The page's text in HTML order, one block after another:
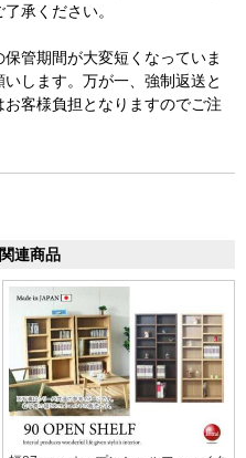
承ください。
管期間が大変短くなっていま
します。万が一、強制返送と
客様負担となりますのでご注
連商品